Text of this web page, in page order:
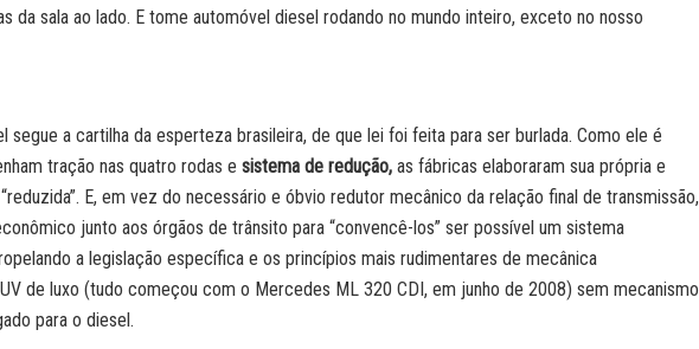
da sala ao lado. E tome automóvel diesel rodando no mundo inteiro, exceto no nosso
segue a cartilha da esperteza brasileira, de que lei foi feita para ser burlada. Como ele é
tração nas quatro rodas e sistema de redução, as fábricas elaboraram sua própria e
E, em vez do necessário e óbvio redutor mecânico da relação final de transmissão,
junto aos órgãos de trânsito para “convencê-los” ser possível um sistema
a legislação específica e os princípios mais rudimentares de mecânica
de luxo (tudo começou com o Mercedes ML 320 CDI, em junho de 2008) sem mecanismo
para o diesel.